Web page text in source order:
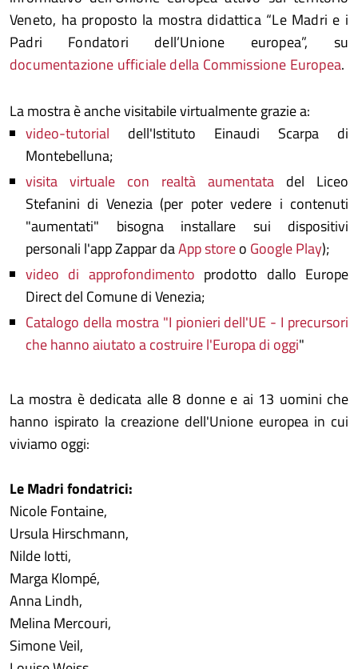
Veneto, ha proposto la mostra didattica “Le Madri e i
Padri Fondatori dell’Unione europea”, su
documentazione ufficiale della Commissione Europea.
La mostra è anche visitabile virtualmentegrazie a:
video-tutorial dell'Istituto Einaudi Scarpa di
Montebelluna;
visita virtuale con realtà aumentata del Liceo
Stefanini di Venezia (per poter vedere i contenuti
"aumentati" bisogna installare sui dispositivi
personali l'app Zappar daApp storeo Google Play);
video di approfondimento prodotto dallo Europe
Direct del Comune di Venezia;
Catalogo della mostra "I pionieri dell'UE - I precursori
che hanno aiutato a costruire l'Europa di oggi"
La mostra è dedicata alle 8 donne e ai 13 uomini che
hanno ispirato la creazione dell'Unione europea in cui
viviamo oggi:
Le Madri fondatrici:
Nicole Fontaine,
Ursula Hirschmann,
Nilde Iotti,
Marga Klompé,
Anna Lindh,
Melina Mercouri,
Simone Veil,